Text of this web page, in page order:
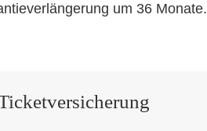
um 36 Monate.